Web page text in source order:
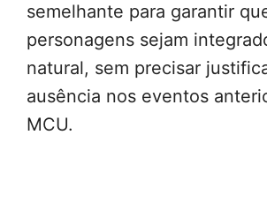
semelhante para garantir
personagens sejam
natural, sem precisar
ausência nos eventos
MCU.